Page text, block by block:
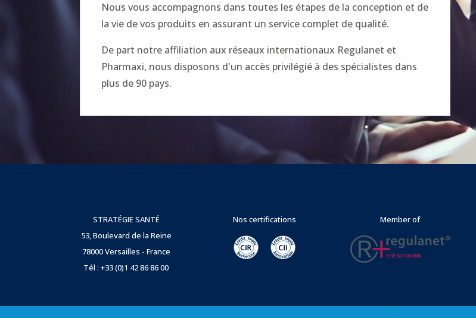
Nous vous accompagnons dans toutes les étapes de la conception et de
la vie de vos produits en assurant un service complet de qualité.
De part notre affiliation aux réseaux internationaux Regulanet et
Pharmaxi, nous disposons d'un accès privilégié à des spécialistes dans
plus de 90 pays.
STRATÉGIE SANTÉ
53, Boulevard de la Reine
78000 Versailles - France
Tél : +33 (0)1 42 86 86 00
Nos certifications Member of